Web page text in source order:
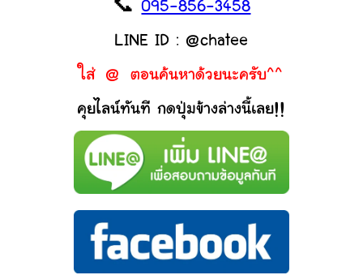
📞095-856-3458
LINE ID : @chatee
ใส่ @ ตอนค้นหาด้วยนะครับ^^
คุยไลน์ทันที กดปุ่มข้างล่างนี้เลย!!